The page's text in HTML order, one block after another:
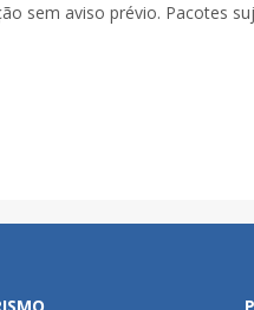
sem aviso prévio. Pacotes